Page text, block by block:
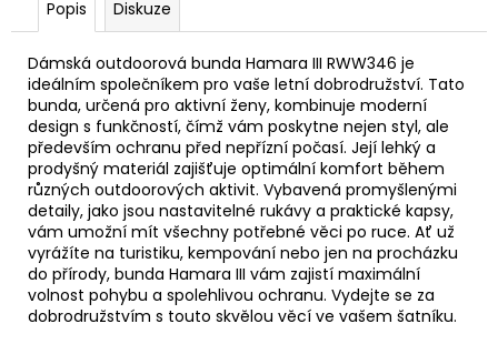
Popis Diskuze
Dámská outdoorová bunda Hamara III RWW346 je
ideálním společníkem pro vaše letní dobrodružství. Tato
bunda, určená pro aktivní ženy, kombinuje moderní
design s funkčností, čímž vám poskytne nejen styl, ale
především ochranu před nepřízní počasí. Její lehký a
prodyšný materiál zajišťuje optimální komfort během
různých outdoorových aktivit. Vybavená promyšlenými
detaily, jako jsou nastavitelné rukávy a praktické kapsy,
vám umožní mít všechny potřebné věci po ruce. Ať už
vyrážíte na turistiku, kempování nebo jen na procházku
do přírody, bunda Hamara III vám zajistí maximální
volnost pohybu a spolehlivou ochranu. Vydejte se za
dobrodružstvím s touto skvělou věcí ve vašem šatníku.